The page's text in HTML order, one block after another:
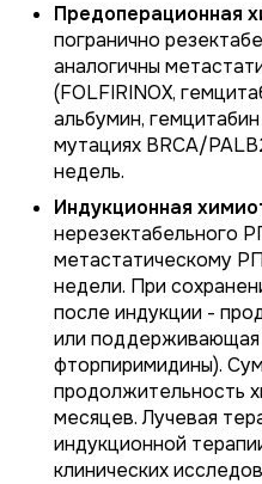
Предоперационная
погранично
аналогичны
(FOLFIRINOX,
альбумин,
мутациях BRCA/
недель.
Индукционная
нерезектабельного
метастатическому
недели. При
после индукции -
или поддерживающая
фторпиримидины).
продолжительность
месяцев. Лучевая
индукционной
клинических